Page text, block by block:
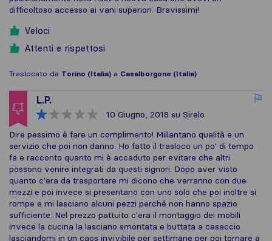
difficoltoso accesso ai vani superiori. Bravissimi!
Veloci
Attenti e rispettosi
Traslocato da Torino (Italia) a Casalborgone (Italia)
L.P.
10 Giugno, 2018 su Sirelo
Dire pessimo è fare un complimento! Millantano qualità e un
servizio che poi non danno. Ho fatto il trasloco un po' di tempo
fa e racconto quanto mi è accaduto per evitare che altri
possono venire integrati da questi signori. Dopo aver visto
quanto c'era da trasportare mi dicono che verranno con due
mezzi e poi invece si presentano con uno solo che poi inoltre si
rompe e mi lasciano alcuni pezzi perché non hanno spazio
sufficiente. Nel prezzo pattuito c'era il montaggio dei mobili
invece la cucina la lasciano smontata e buttata a casaccio
lasciandomi in un caos invivibile per settimane per poi tornare a